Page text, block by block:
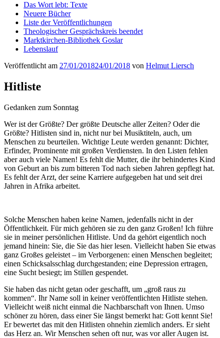
Das Wort lebt: Texte
Neuere Bücher
Liste der Veröffentlichungen
Theologischer Gesprächskreis beendet
Marktkirchen-Bibliothek Goslar
Lebenslauf
Veröffentlicht am 27/01/201824/01/2018 von Helmut Liersch
Hitliste
Gedanken zum Sonntag
Wer ist der Größte? Der größte Deutsche aller Zeiten? Oder die
Größte? Hitlisten sind in, nicht nur bei Musiktiteln, auch, um
Menschen zu beurteilen. Wichtige Leute werden genannt: Dichter,
Erfinder, Prominente mit großen Verdiensten. In den Listen fehlen
aber auch viele Namen! Es fehlt die Mutter, die ihr behindertes Kind
von Geburt an bis zum bitteren Tod nach sieben Jahren gepflegt hat.
Es fehlt der Arzt, der seine Karriere aufgegeben hat und seit drei
Jahren in Afrika arbeitet.
Solche Menschen haben keine Namen, jedenfalls nicht in der
Öffentlichkeit. Für mich gehören sie zu den ganz Großen! Ich führe
sie in meiner persönlichen Hitliste. Und da gehört eigentlich noch
jemand hinein: Sie, die Sie das hier lesen. Vielleicht haben Sie etwas
ganz Großes geleistet – im Verborgenen: einen Menschen begleitet;
einen Schicksalsschlag durchgestanden; eine Depression ertragen,
eine Sucht besiegt; im Stillen gespendet.
Sie haben das nicht getan oder geschafft, um „groß raus zu
kommen“. Ihr Name soll in keiner veröffentlichten Hitliste stehen.
Vielleicht weiß nicht einmal die Nachbarschaft von Ihnen. Umso
schöner zu hören, dass einer Sie längst bemerkt hat: Gott kennt Sie!
Er bewertet das mit den Hitlisten ohnehin ziemlich anders. Er sieht
das Herz an. Wir Menschen sehen oft nur, was vor aller Augen ist.